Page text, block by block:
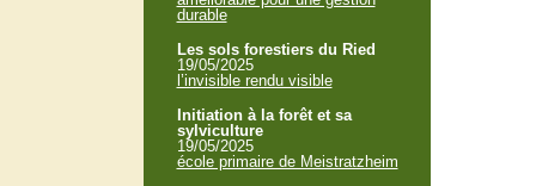
durable
Les sols forestiers du Ried
19/05/2025
l’invisible rendu visible
Initiation à la forêt et sa
sylviculture
19/05/2025
école primaire de Meistratzheim